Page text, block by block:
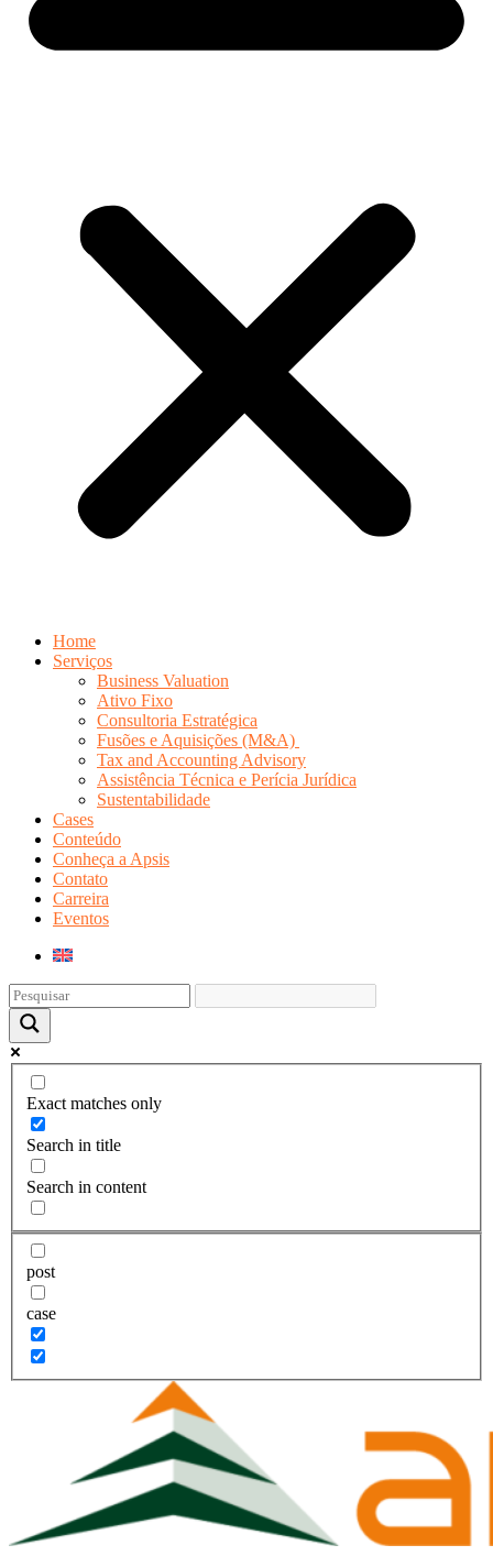
Home
Serviços
Business Valuation
Ativo Fixo
Consultoria Estratégica
Fusões e Aquisições (M&A)
Tax and Accounting Advisory
Assistência Técnica e Perícia Jurídica
Sustentabilidade
Cases
Conteúdo
Conheça a Apsis
Contato
Carreira
Eventos
Exact matches only
Search in title
Search in content
post
case